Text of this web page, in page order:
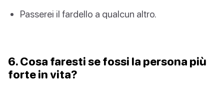
Passerei il fardello a qualcun altro.
6. Cosa faresti se fossi la persona più
forte in vita?